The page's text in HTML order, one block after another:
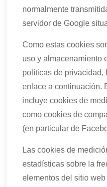
normalmente
servidor de Google
Como estas cookies
uso y almacenamiento
políticas de privacidad,
enlace a continuación.
incluye cookies de
como cookies de
(en particular de
Las cookies de
estadísticas sobre la
elementos del sitio